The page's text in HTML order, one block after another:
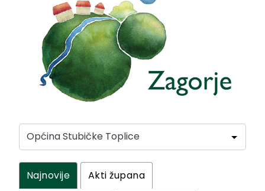
Najnovije Akti župana